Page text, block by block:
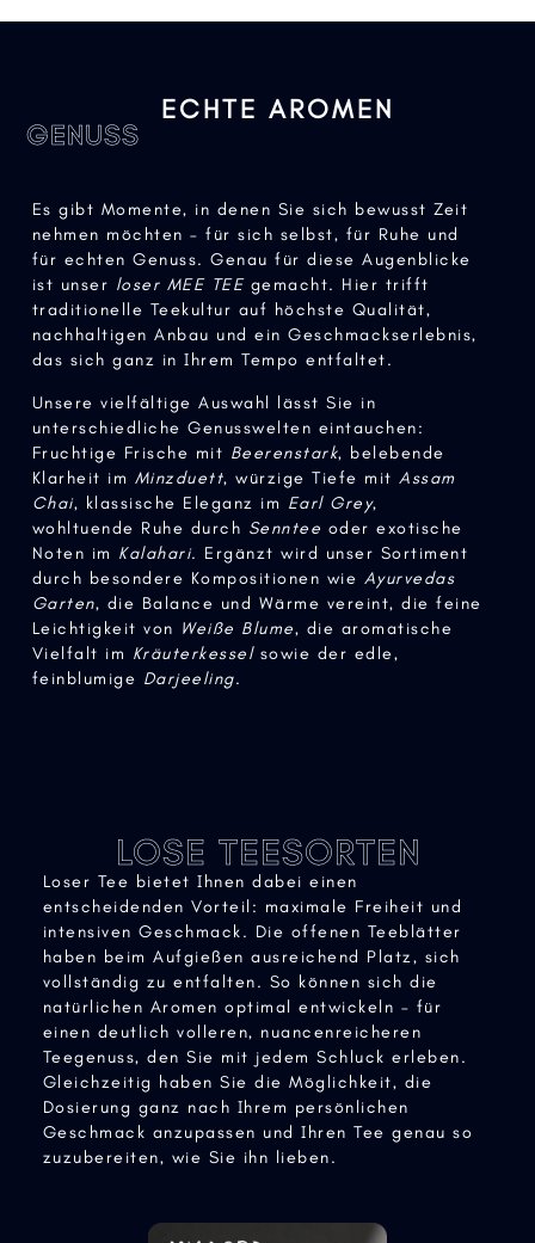
GENUSS
ECHTE AROMEN
Es gibt Momente, in denen Sie sich bewusst Zeit
nehmen möchten – für sich selbst, für Ruhe und
für echten Genuss. Genau für diese Augenblicke
ist unser loser MEE TEEgemacht. Hier trifft
traditionelle Teekultur auf höchste Qualität,
nachhaltigen Anbau und ein Geschmackserlebnis,
das sich ganz in Ihrem Tempo entfaltet.
Unsere vielfältige Auswahl lässt Sie in
unterschiedliche Genusswelten eintauchen:
Fruchtige Frische mit Beerenstark, belebende
Klarheit im Minzduett, würzige Tiefe mitAssam
Chai, klassische Eleganz im Earl Grey,
wohltuende Ruhe durch Senntee oder exotische
Noten im Kalahari. Ergänzt wird unser Sortiment
durch besondere Kompositionen wie Ayurvedas
Garten, die Balance und Wärme vereint, die feine
Leichtigkeit von Weiße Blume, die aromatische
Vielfalt im Kräuterkesselsowie der edle,
feinblumige Darjeeling.
LOSE TEESORTEN
Loser Tee bietet Ihnen dabei einen
entscheidenden Vorteil: maximale Freiheit und
intensiven Geschmack. Die offenen Teeblätter
haben beim Aufgießen ausreichend Platz, sich
vollständig zu entfalten. So können sich die
natürlichen Aromen optimal entwickeln – für
einen deutlich volleren, nuancenreicheren
Teegenuss, den Sie mit jedem Schluck erleben.
Gleichzeitig haben Sie die Möglichkeit, die
Dosierung ganz nach Ihrem persönlichen
Geschmack anzupassen und Ihren Tee genau so
zuzubereiten, wie Sie ihn lieben.